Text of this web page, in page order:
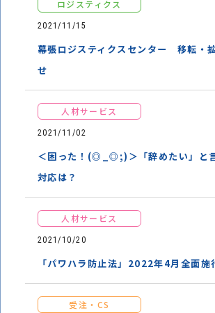
ロジスティクス
2021/11/15
幕張ロジスティクスセンター 移転・
せ
人材サービス
2021/11/02
＜困った！(◎_◎;)＞「辞めたい」と
対応は？
人材サービス
2021/10/20
「パワハラ防止法」2022年4月全面施
受注・CS